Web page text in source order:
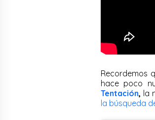
Recordemos
hace poco
Tentación, la
la búsqueda